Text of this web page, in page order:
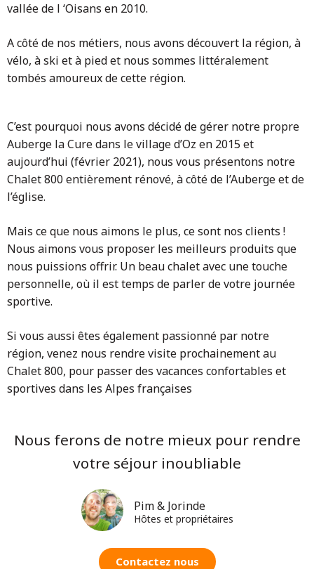
vallée de l ‘Oisans en 2010.
A côté de nos métiers, nous avons découvert la région, à
vélo, à ski et à pied et nous sommes littéralement
tombés amoureux de cette région.
C’est pourquoi nous avons décidé de gérer notre propre
Auberge la Cure dans le village d’Oz en 2015 et
aujourd’hui (février 2021), nous vous présentons notre
Chalet 800 entièrement rénové, à côté de l’Auberge et de
l’église.
Mais ce que nous aimons le plus, ce sont nos clients !
Nous aimons vous proposer les meilleurs produits que
nous puissions offrir. Un beau chalet avec une touche
personnelle, où il est temps de parler de votre journée
sportive.
Si vous aussi êtes également passionné par notre
région, venez nous rendre visite prochainement au
Chalet 800, pour passer des vacances confortables et
sportives dans les Alpes françaises
Nous ferons de notre mieux pour rendre
votre séjour inoubliable
Pim & Jorinde
Hôtes et propriétaires
Contactez nous